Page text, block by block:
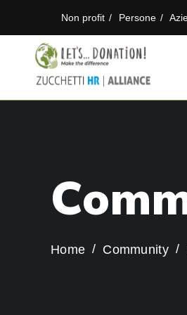
Non profit Persone
Com
Home Community